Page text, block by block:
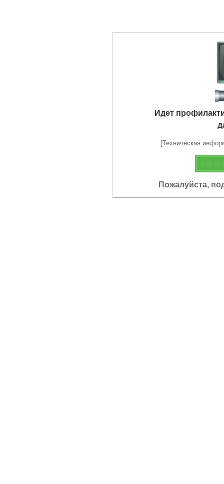
Идет
[Техническая
Пожалуйста,